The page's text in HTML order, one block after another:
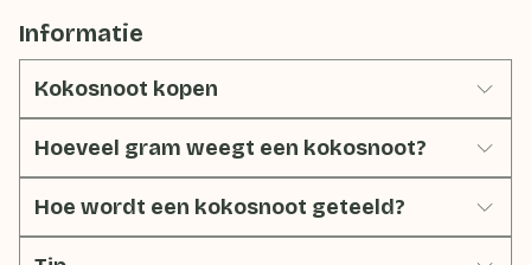
Informatie
Kokosnoot kopen
Hoeveel gram weegt een kokosnoot?
Hoe wordt een kokosnoot geteeld?